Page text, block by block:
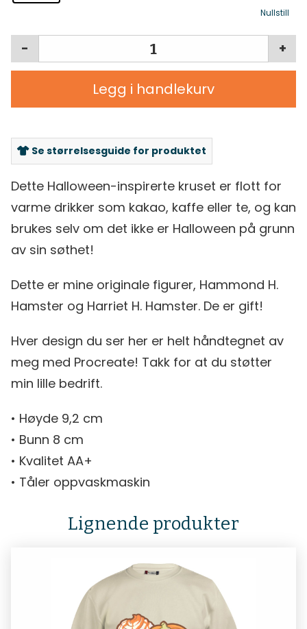
Nullstill
+
-
Legg i handlekurv
Se størrelsesguide for produktet
Dette Halloween-inspirerte kruset er flott for
varme drikker som kakao, kaffe eller te, og kan
brukes selv om det ikke er Halloween på grunn
av sin søthet!
Dette er mine originale figurer, Hammond H.
Hamster og Harriet H. Hamster. De er gift!
Hver design du ser her er helt håndtegnet av
meg med Procreate! Takk for at du støtter
min lille bedrift.
• Høyde 9,2 cm
• Bunn 8 cm
• Kvalitet AA+
• Tåler oppvaskmaskin
Lignende produkter